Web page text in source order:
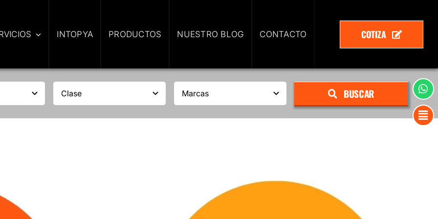
INTOPYA PRODUCTOS NUESTRO BLOG CONTACTO COTIZA
BUSCAR